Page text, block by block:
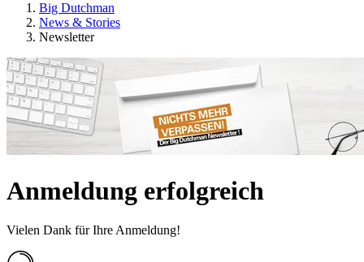
Big Dutchman
News & Stories
Newsletter
Anmeldung erfolgreich
Vielen Dank für Ihre Anmeldung!